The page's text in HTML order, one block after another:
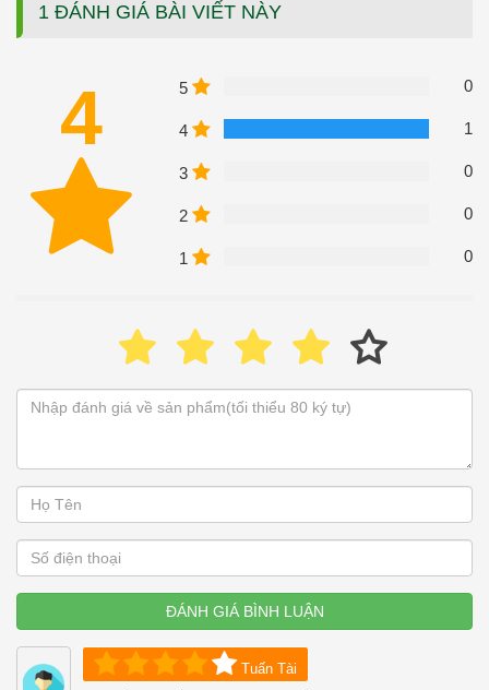
1 ĐÁNH GIÁ BÀI VIẾT NÀY
4 5 0
4 1
3 0
2 0
1 0
ĐÁNH GIÁ BÌNH LUẬN
Tuấn Tài